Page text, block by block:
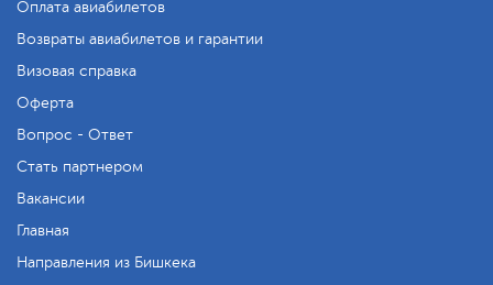
Оплата авиабилетов
Возвраты авиабилетов и гарантии
Визовая справка
Оферта
Вопрос - Ответ
Стать партнером
Вакансии
Главная
Направления из Бишкека